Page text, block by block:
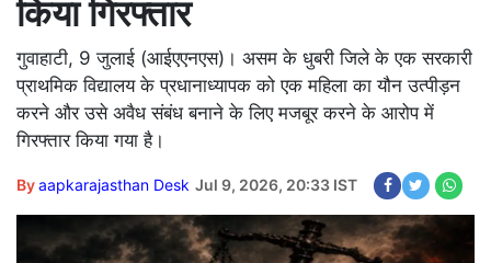
किया गिरफ्तार
गुवाहाटी, 9 जुलाई (आईएएनएस)। असम के धुबरी जिले के एक सरकारी
प्राथमिक विद्यालय के प्रधानाध्यापक को एक महिला का यौन उत्पीड़न
करने और उसे अवैध संबंध बनाने के लिए मजबूर करने के आरोप में
गिरफ्तार किया गया है।
Byaapkarajasthan Desk Jul 9, 2026, 20:33 IST